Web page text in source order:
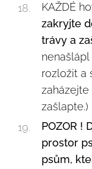
KAŽDÉ
zakryjte
trávy a
rozložit a
zašlapte.)
POZOR !
prostor
psům,